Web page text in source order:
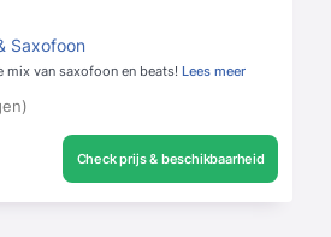
Saxofoon
mix van saxofoon en beats! Lees meer
Check prijs & beschikbaarheid